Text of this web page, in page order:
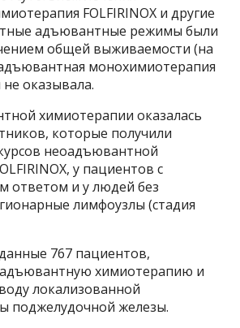
FOLFIRINOX и другие
адъювантные режимы были
общей выживаемости (на
монохимиотерапия
не оказывала.
химиотерапии оказалась
которые получили
неоадъювантной
у пациентов с
ответом и у людей без
лимфоузлы (стадия
767 пациентов,
химиотерапию и
локализованной
поджелудочной железы.